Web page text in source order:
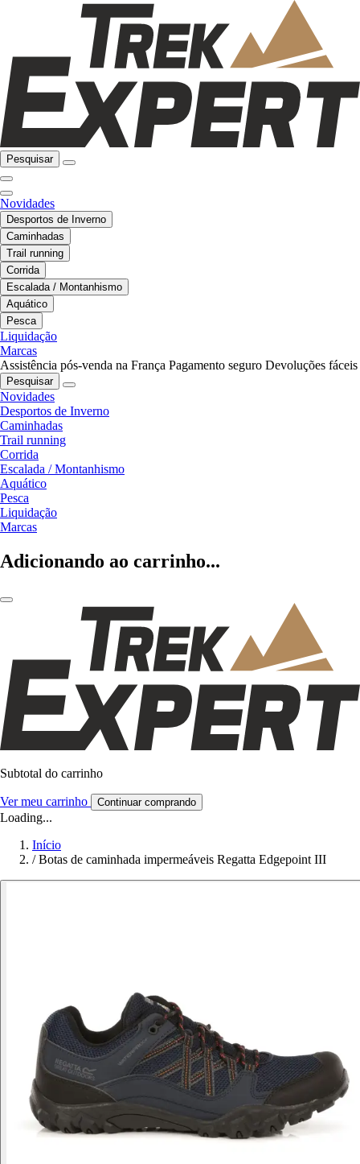
Pesquisar
Novidades
Desportos de Inverno
Caminhadas
Trail running
Corrida
Escalada / Montanhismo
Aquático
Pesca
Liquidação
Marcas
Assistência pós-venda na França Pagamento seguro Devoluções fáceis
Pesquisar
Novidades
Desportos de Inverno
Caminhadas
Trail running
Corrida
Escalada / Montanhismo
Aquático
Pesca
Liquidação
Marcas
Adicionando ao carrinho...
Subtotal do carrinho
Ver meu carrinho Continuar comprando
Loading...
Início
/ Botas de caminhada impermeáveis Regatta Edgepoint III